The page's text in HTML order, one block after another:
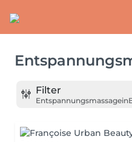
Filter
Entspannungsmassagein